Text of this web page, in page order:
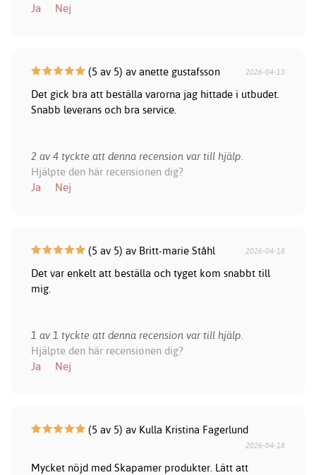
Ja
Nej
(5 av 5) av anette gustafsson 2026-04-13
Det gick bra att beställa varorna jag hittade i utbudet.
Snabb leverans och bra service.
2 av 4 tyckte att denna recension var till hjälp.
Hjälpte den här recensionen dig?
Ja
Nej
(5 av 5) av Britt-marie Ståhl 2026-04-18
Det var enkelt att beställa och tyget kom snabbt till
mig.
1 av 1 tyckte att denna recension var till hjälp.
Hjälpte den här recensionen dig?
Ja
Nej
(5 av 5) av Kulla Kristina Fagerlund
2026-04-18
Mycket nöjd med Skapamer produkter. Lätt att